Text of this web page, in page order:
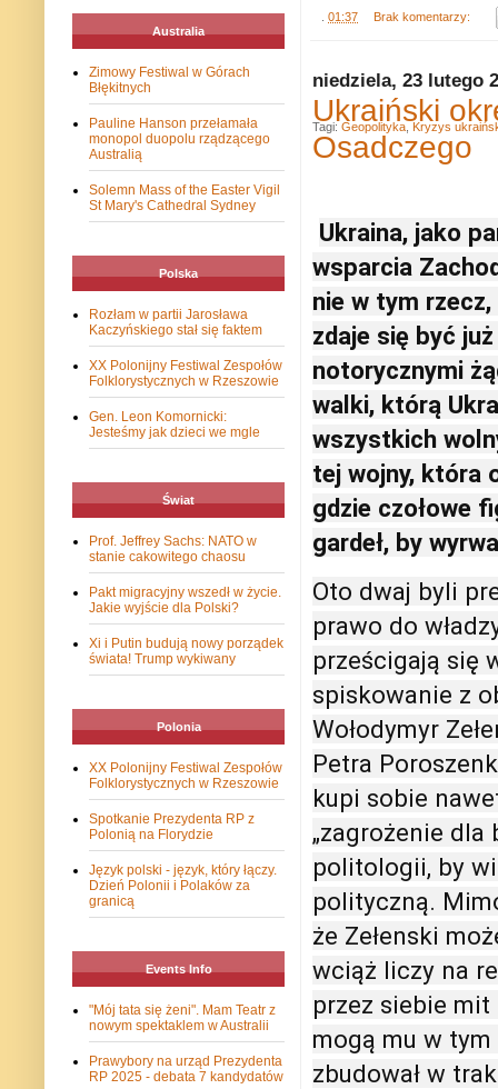
01:37 Brak komentarzy:
niedziela, 23 lutego
Ukraiński
Osadczego
Ukraina, jako
wsparcia
nie w tym
zdaje się być
notorycznymi
walki, którą
wszystkich
tej wojny, która
gdzie czołowe
gardeł, by
Oto dwaj byli
prawo do
prześcigają się
spiskowanie z
Wołodymyr
Petra
kupi sobie
„zagrożenie
politologii, by
polityczną.
że Zełenski
wciąż liczy na
przez siebie mit
mogą mu w
zbudował w
Tagi: Geopolityka Kryzys
Australia
Zimowy Festiwal w Górach
Błękitnych
Pauline Hanson przełamała
monopol duopolu rządzącego
Australią
Solemn Mass of the Easter Vigil
St Mary's Cathedral Sydney
Polska
Rozłam w partii Jarosława
Kaczyńskiego stał się faktem
XX Polonijny Festiwal Zespołów
Folklorystycznych w Rzeszowie
Gen. Leon Komornicki:
Jesteśmy jak dzieci we mgle
Świat
Prof. Jeffrey Sachs: NATO w
stanie cakowitego chaosu
Pakt migracyjny wszedł w życie.
Jakie wyjście dla Polski?
Xi i Putin budują nowy porządek
świata! Trump wykiwany
Polonia
XX Polonijny Festiwal Zespołów
Folklorystycznych w Rzeszowie
Spotkanie Prezydenta RP z
Polonią na Florydzie
Język polski - język, który łączy.
Dzień Polonii i Polaków za
granicą
Events Info
"Mój tata się żeni". Mam Teatr z
nowym spektaklem w Australii
Prawybory na urząd Prezydenta
RP 2025 - debata 7 kandydatów